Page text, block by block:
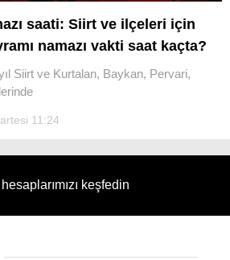
saati: Siirt ve ilçeleri için
namazı vakti saat kaçta?
Siirt ve Kurtalan, Baykan, Pervari,
11:24
keşfedin